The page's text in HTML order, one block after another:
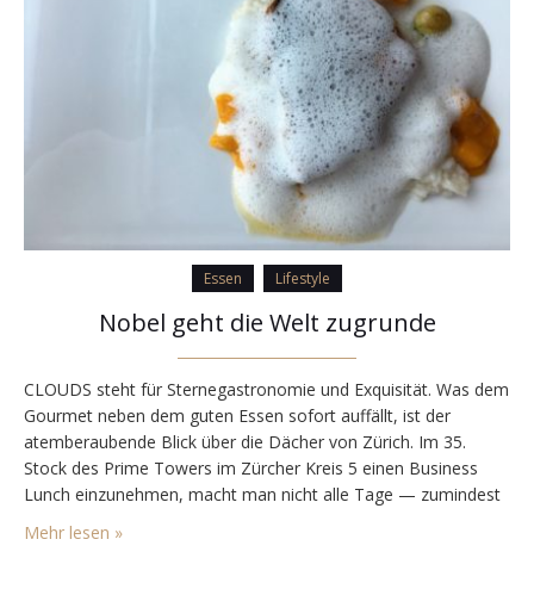
Essen Lifestyle
Nobel geht die Welt zugrunde
CLOUDS steht für Sternegastronomie und Exquisität. Was dem
Gourmet neben dem guten Essen sofort auffällt, ist der
atemberaubende Blick über die Dächer von Zürich. Im 35.
Stock des Prime Towers im Zürcher Kreis 5 einen Business
Lunch einzunehmen, macht man nicht alle Tage — zumindest
ich nicht. Zur Auswahl stehen pro Gang jeweils drei
Mehr lesen »